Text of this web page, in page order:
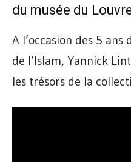
du musée du
A l’occasion des 5
de l’Islam, Yannick
les trésors de la